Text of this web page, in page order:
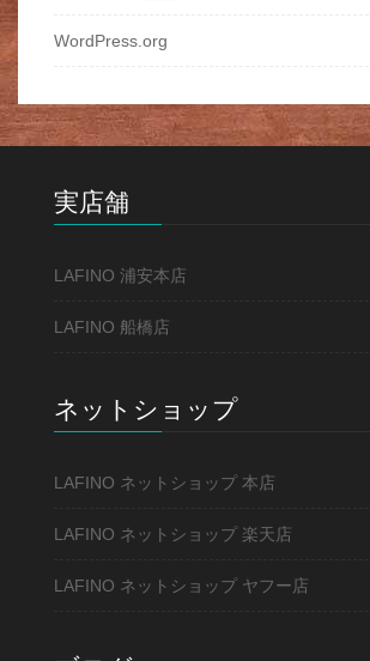
WordPress.org
実店舗
LAFINO 浦安本店
LAFINO 船橋店
ネットショップ
LAFINO ネットショップ 本店
LAFINO ネットショップ 楽天店
LAFINO ネットショップ ヤフー店